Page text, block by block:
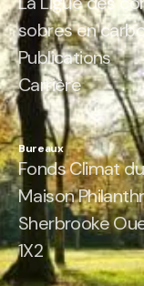
sobres en
Publications
Carrière
Bureaux
Fonds Climat
Maison
Sherbrooke
1X2